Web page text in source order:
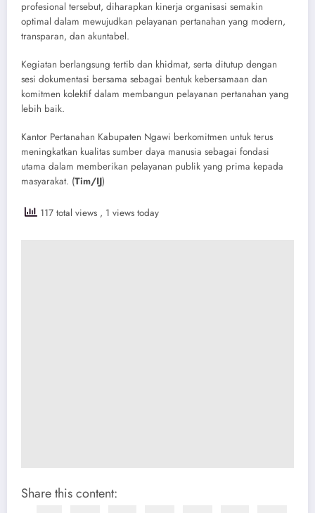
profesional tersebut, diharapkan kinerja organisasi semakin
optimal dalam mewujudkan pelayanan pertanahan yang modern,
transparan, dan akuntabel.
Kegiatan berlangsung tertib dan khidmat, serta ditutup dengan
sesi dokumentasi bersama sebagai bentuk kebersamaan dan
komitmen kolektif dalam membangun pelayanan pertanahan yang
lebih baik.
Kantor Pertanahan Kabupaten Ngawi berkomitmen untuk terus
meningkatkan kualitas sumber daya manusia sebagai fondasi
utama dalam memberikan pelayanan publik yang prima kepada
masyarakat.​ (Tim/IJ)
117 total views , 1 views today
Share this content: